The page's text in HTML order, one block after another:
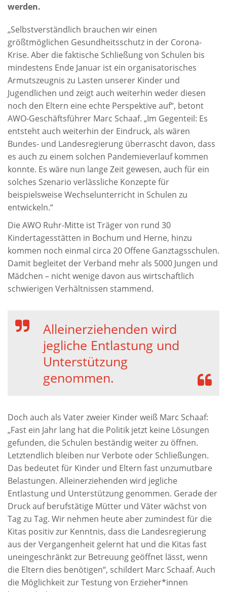
werden.
„Selbstverständlich brauchen wir einen
größtmöglichen Gesundheitsschutz in der Corona-
Krise. Aber die faktische Schließung von Schulen bis
mindestens Ende Januar ist ein organisatorisches
Armutszeugnis zu Lasten unserer Kinder und
Jugendlichen und zeigt auch weiterhin weder diesen
noch den Eltern eine echte Perspektive auf“, betont
AWO-Geschäftsführer Marc Schaaf. „Im Gegenteil: Es
entsteht auch weiterhin der Eindruck, als wären
Bundes- und Landesregierung überrascht davon, dass
es auch zu einem solchen Pandemieverlauf kommen
konnte. Es wäre nun lange Zeit gewesen, auch für ein
solches Szenario verlässliche Konzepte für
beispielsweise Wechselunterricht in Schulen zu
entwickeln.“
Die AWO Ruhr-Mitte ist Träger von rund 30
Kindertagesstätten in Bochum und Herne, hinzu
kommen noch einmal circa 20 Offene Ganztagsschulen.
Damit begleitet der Verband mehr als 5000 Jungen und
Mädchen – nicht wenige davon aus wirtschaftlich
schwierigen Verhältnissen stammend.
Alleinerziehenden wird
jegliche Entlastung und
Unterstützung
genommen.
Doch auch als Vater zweier Kinder weiß Marc Schaaf:
„Fast ein Jahr lang hat die Politik jetzt keine Lösungen
gefunden, die Schulen beständig weiter zu öffnen.
Letztendlich bleiben nur Verbote oder Schließungen.
Das bedeutet für Kinder und Eltern fast unzumutbare
Belastungen. Alleinerziehenden wird jegliche
Entlastung und Unterstützung genommen. Gerade der
Druck auf berufstätige Mütter und Väter wächst von
Tag zu Tag. Wir nehmen heute aber zumindest für die
Kitas positiv zur Kenntnis, dass die Landesregierung
aus der Vergangenheit gelernt hat und die Kitas fast
uneingeschränkt zur Betreuung geöffnet lässt, wenn
die Eltern dies benötigen“, schildert Marc Schaaf. Auch
die Möglichkeit zur Testung von Erzieher*innen